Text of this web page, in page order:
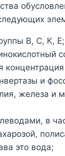
В, С, К, Е;
и
железа и
в
это вода;